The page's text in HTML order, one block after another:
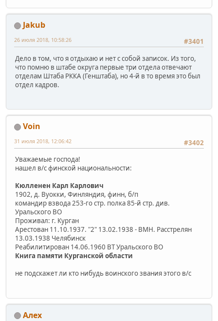
Jakub
#3401
26 июля 2018, 10:58:26
Дело в том, что я отдыхаю и нет с собой записок. Из того,
что помню в штабе округа первые три отдела отвечают
отделам Штаба РККА (Генштаба), но 4-й в то время это был
отдел кадров.
Voin
#3402
31 июля 2018, 12:06:42
Уважаемые господа!
нашел в/с финской национальности:
Кюлленен Карл Карлович
1902, д. Вуокки, Финляндия, финн, б/п
командир взвода 253-го стр. полка 85-й стр. див.
Уральского ВО
Проживал: г. Курган
Арестован 11.10.1937. "2" 13.02.1938 - ВМН. Расстрелян
13.03.1938 Челябинск
Реабилитирован 14.06.1960 ВТ Уральского ВО
Книга памяти Курганской области
не подскажет ли кто нибудь воинского звания этого в/с
Алех